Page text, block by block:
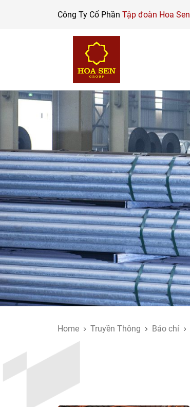
Công Ty Cổ Phần Tập đoàn Hoa Sen
Home Truyền Thông Báo chí